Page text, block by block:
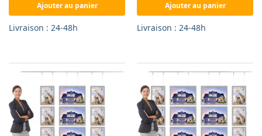
Ajouter au panier
Livraison : 24-48h
Ajouter au panier
Livraison : 24-48h